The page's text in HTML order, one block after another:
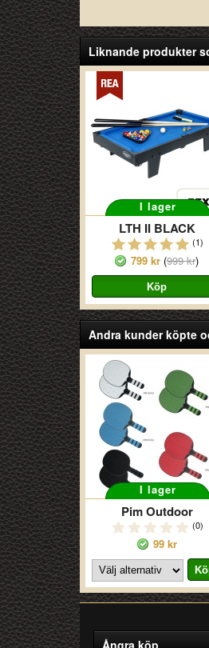
Liknande produkter
I lager
LTH II BLACK
(1)
799 kr (999 kr)
Andra kunder köpte
I lager
Pim Outdoor
(0)
99 kr
Ångra köp